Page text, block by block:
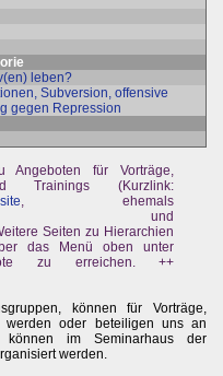
leben?
Subversion, offensive
gegen Repression
Angeboten für Vorträge,
Trainings (Kurzlink:
, ehemals
und
Seiten zu Hierarchien
das Menü oben unter
zu erreichen. ++
können für Vorträge,
werden oder beteiligen uns an
können im Seminarhaus der
werden.